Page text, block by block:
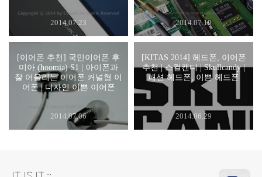
2014.07.23 2014.07.19
[이어폰 추천] 국민이어폰 후
미아 (hoomia) S1 | 아이폰과
잘 어울리는 이어폰 커널형 이
어폰 | 디자인 이쁜 이어폰
2014.07.06
[KITAS 2014] 헤드폰, 이어폰
추천 | 스컬캔디 | Skullcandy |
패션 헤드폰, 이쁜 헤드폰
2014.06.29